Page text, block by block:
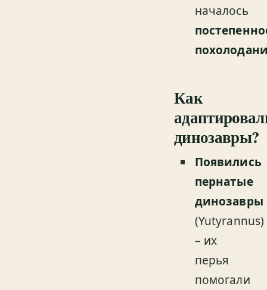
началось
Как
динозавры?
Появились
пернатые
динозавры
(Yutyrannus)
– их
перья
помогали